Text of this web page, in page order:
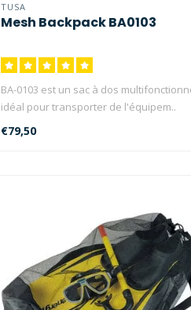
TUSA
Mesh Backpack BA0103
BA-0103 est un sac à dos
idéal pour transporter de l'équipem..
€79,50